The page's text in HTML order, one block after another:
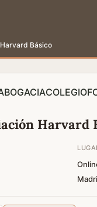
Básico
COLEGIO
Harvard